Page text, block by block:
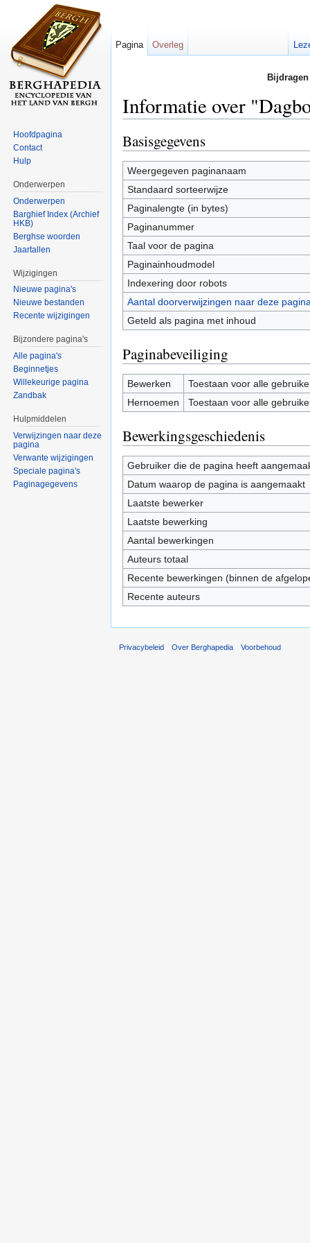
Informatie over
Basisgegevens
Weergegeven paginanaam
Standaard sorteerwijze
Paginalengte (in bytes)
Paginanummer
Taal voor de pagina
Paginainhoudmodel
Indexering door robots
Aantal doorverwijzingen naar deze
Geteld als pagina met inhoud
Paginabeveiliging
Bewerken
Toestaan voor alle
Hernoemen
Toestaan voor alle
Bewerkingsgeschiedenis
Gebruiker die de pagina heeft
Datum waarop de pagina is aangemaakt
Laatste bewerker
Laatste bewerking
Aantal bewerkingen
Auteurs totaal
Recente bewerkingen (binnen de
Recente auteurs
Pagina Overleg
Hoofdpagina
Contact
Hulp
Onderwerpen
Onderwerpen
Barghief Index (Archief
HKB)
Berghse woorden
Jaartallen
Wijzigingen
Nieuwe pagina's
Nieuwe bestanden
Recente wijzigingen
Bijzondere pagina's
Alle pagina's
Beginnetjes
Willekeurige pagina
Zandbak
Hulpmiddelen
Verwijzingen naar deze
pagina
Verwante wijzigingen
Speciale pagina's
Paginagegevens
Privacybeleid Over Berghapedia Voorbehoud